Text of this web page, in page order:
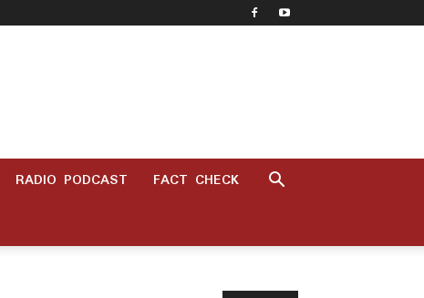
RADIO PODCAST
FACT CHECK